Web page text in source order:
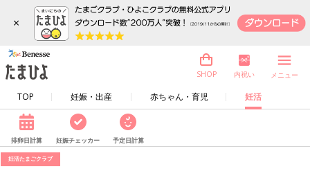
×
TOP 妊娠・出産 赤ちゃん・育児 妊活
SHOP 内祝い メニュー
排卵日計算 妊娠チェッカー 予定日計算
妊活たまごクラブ